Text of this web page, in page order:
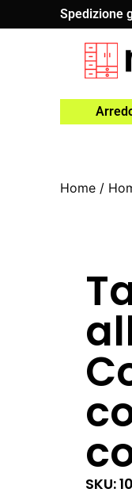
Spedizione
Home /
SKU: